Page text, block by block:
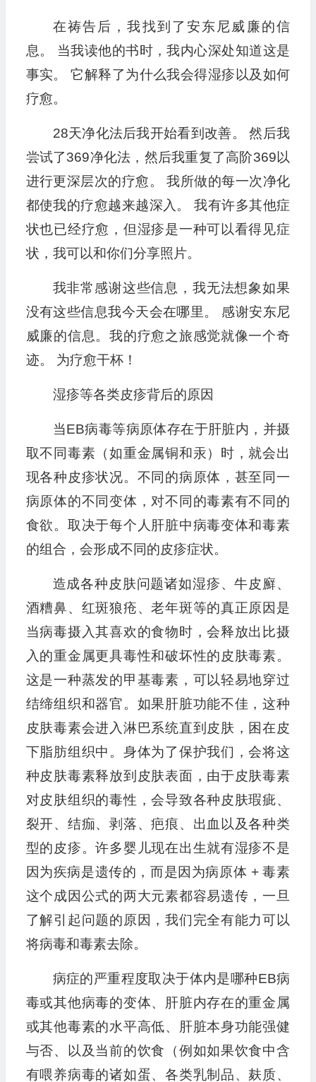
在祷告后，我找到了安东尼威廉的信
息。 当我读他的书时，我内心深处知道这是
事实。 它解释了为什么我会得湿疹以及如何
疗愈。
28天净化法后我开始看到改善。 然后我
尝试了369净化法，然后我重复了高阶369以
进行更深层次的疗愈。 我所做的每一次净化
都使我的疗愈越来越深入。 我有许多其他症
状也已经疗愈，但湿疹是一种可以看得见症
状，我可以和你们分享照片。
我非常感谢这些信息，我无法想象如果
没有这些信息我今天会在哪里。 感谢安东尼
威廉的信息。我的疗愈之旅感觉就像一个奇
迹。 为疗愈干杯！
湿疹等各类皮疹背后的原因‍‍
当EB病毒等病原体存在于肝脏内，并摄
取不同毒素（如重金属铜和汞）时，就会出
现各种皮疹状况。不同的病原体，甚至同一
病原体的不同变体，对不同的毒素有不同的
食欲。取决于每个人肝脏中病毒变体和毒素
的组合，会形成不同的皮疹症状。
造成各种皮肤问题诸如湿疹、牛皮廯、
酒糟鼻、红斑狼疮、老年斑等的真正原因是
当病毒摄入其喜欢的食物时，会释放出比摄
入的重金属更具毒性和破坏性的皮肤毒素。
这是一种蒸发的甲基毒素，可以轻易地穿过
结缔组织和器官。如果肝脏功能不佳，这种
皮肤毒素会进入淋巴系统直到皮肤，困在皮
下脂肪组织中。身体为了保护我们，会将这
种皮肤毒素释放到皮肤表面，由于皮肤毒素
对皮肤组织的毒性，会导致各种皮肤瑕疵、
裂开、结痂、剥落、疤痕、出血以及各种类
型的皮疹。许多婴儿现在出生就有湿疹不是
因为疾病是遗传的，而是因为病原体 + 毒素
这个成因公式的两大元素都容易遗传，一旦
了解引起问题的原因，我们完全有能力可以
将病毒和毒素去除。
病症的严重程度取决于体内是哪种EB病
毒或其他病毒的变体、肝脏内存在的重金属
或其他毒素的水平高低、肝脏本身功能强健
与否、以及当前的饮食（例如如果饮食中含
有喂养病毒的诸如蛋、各类乳制品、麸质、